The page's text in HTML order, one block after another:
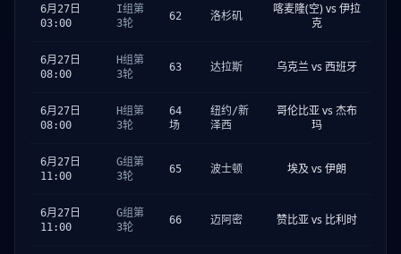
6月27日
03:00
I组第
3轮
62 洛杉矶
喀麦隆(空) vs 伊拉
克
6月27日
08:00
H组第
3轮
63 达拉斯 乌克兰 vs 西班牙
6月27日
08:00
H组第
3轮
64
场
纽约/新
泽西
哥伦比亚 vs 杰布
玛
6月27日
11:00
G组第
3轮
65 波士顿 埃及 vs 伊朗
6月27日
11:00
G组第
3轮
66 迈阿密 赞比亚 vs 比利时